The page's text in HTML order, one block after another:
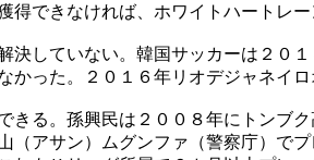
得できなければ、ホワイトハートレ
決していない。韓国サッカーは２０
かった。２０１６年リオデジャネイ
きる。孫興民は２００８年にトンブ
（アサン）ムグンファ（警察庁）で